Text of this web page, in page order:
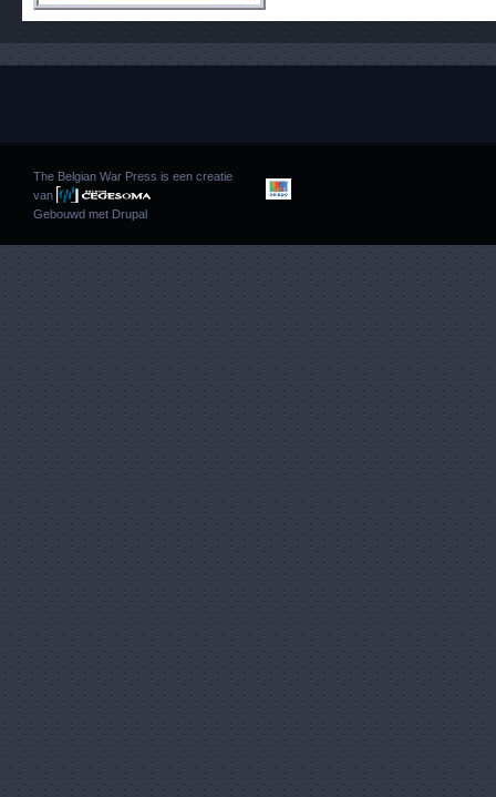
The Belgian War Press is een creatie
van
Gebouwd met Drupal